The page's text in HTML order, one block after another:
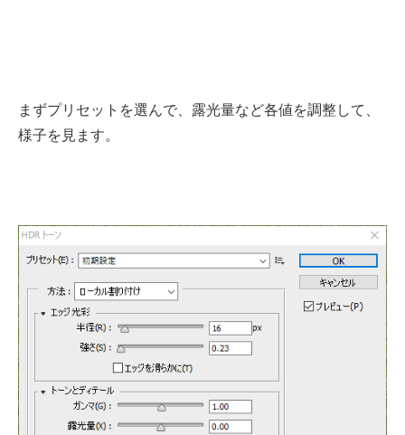
まずプリセットを選んで、露光量など各値を調整して、
様子を見ます。